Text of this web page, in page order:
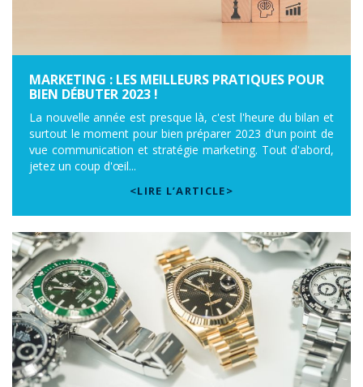
MARKETING : LES MEILLEURS PRATIQUES POUR
BIEN DÉBUTER 2023 !
La nouvelle année est presque là, c'est l'heure du bilan et
surtout le moment pour bien préparer 2023 d'un point de
vue communication et stratégie marketing. Tout d'abord,
jetez un coup d'œil...
<LIRE L’ARTICLE>